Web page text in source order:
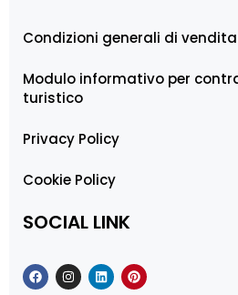
Condizioni generali di vendita
Modulo informativo per
turistico
Privacy Policy
Cookie Policy
SOCIAL LINK